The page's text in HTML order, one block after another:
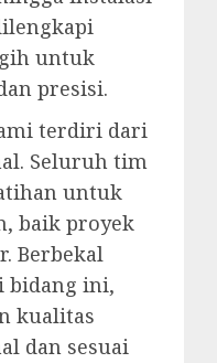
untuk
presisi.
terdiri dari
Seluruh tim
untuk
baik proyek
Berbekal
bidang ini,
kualitas
dan sesuai